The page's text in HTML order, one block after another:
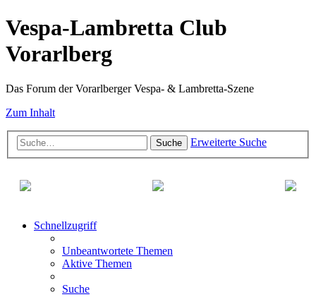
Vespa-Lambretta Club
Vorarlberg
Das Forum der Vorarlberger Vespa- & Lambretta-Szene
Zum Inhalt
Suche Erweiterte Suche
Schnellzugriff
Unbeantwortete Themen
Aktive Themen
Suche